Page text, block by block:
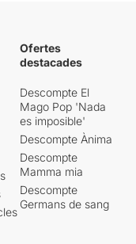
Ofertes
destacades
Descompte El
Mago Pop 'Nada
es imposible'
Descompte Ànima
Descompte
Mamma mia
Descompte
Germans de sang